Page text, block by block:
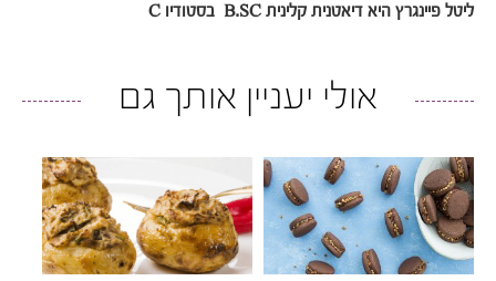
ליטל פיינגרץ היא דיאטנית קלינית B.SC בסטודיו C
אולי יעניין אותך גם